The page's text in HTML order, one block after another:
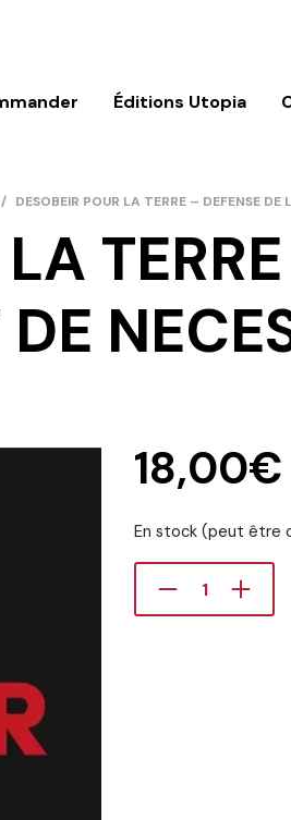
Éditions Utopia
/ DESOBEIR POUR LA TERRE – DEFENSE DE
DE
18,00€
En stock (peut être